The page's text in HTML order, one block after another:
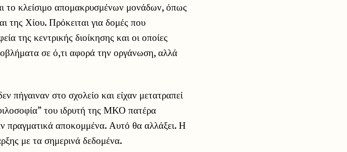
το κλείσιμο απομακρυσμένων μονάδων, όπως
της Χίου. Πρόκειται για δομές που
της κεντρικής διοίκησης και οι οποίες
σε ό,τι αφορά την οργάνωση, αλλά
πήγαιναν στο σχολείο και είχαν μετατραπεί
του ιδρυτή της ΜΚΟ πατέρα
πραγματικά αποκομμένα. Αυτό θα αλλάξει. Η
με τα σημερινά δεδομένα.